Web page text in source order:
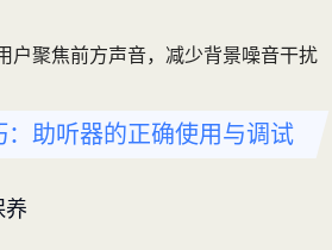
户聚焦前方声音，减少背景噪音干扰
：助听器的正确使用与调试
养